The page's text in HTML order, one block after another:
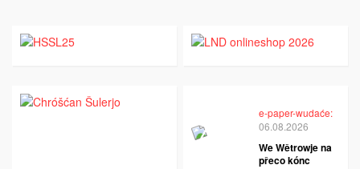
e-paper-wudaće:
06.08.2026
We Wětrowje na
přeco kónc